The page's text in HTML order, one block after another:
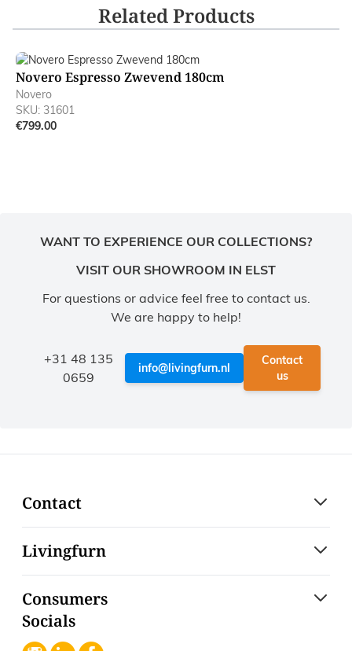
Related Products
Navigating through the elements of the carousel is
Press to skip carousel
Novero Espresso Zwevend 180cm
Novero
SKU: 31601
€799.00
WANT TO EXPERIENCE OUR COLLECTIONS?
VISIT OUR SHOWROOM IN ELST
For questions or advice feel free to contact us.
We are happy to help!
+31 48 135
0659
info@livingfurn.nl
Contact
us
Contact
Livingfurn
Consumers
Socials